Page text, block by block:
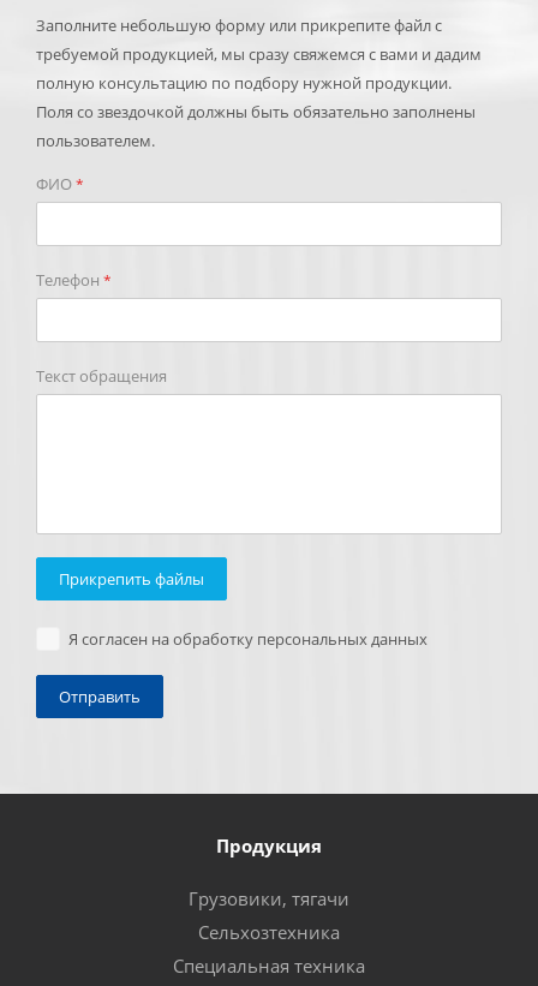
Заполните небольшую форму или прикрепите файл с
требуемой продукцией, мы сразу свяжемся с вами и дадим
полную консультацию по подбору нужной продукции.
Поля со звездочкой должны быть обязательно заполнены
пользователем.
ФИО*
Телефон *
Текст обращения
Прикрепить файлы
Я согласен на обработку персональных данных
Продукция
Грузовики, тягачи
Сельхозтехника
Специальная техника